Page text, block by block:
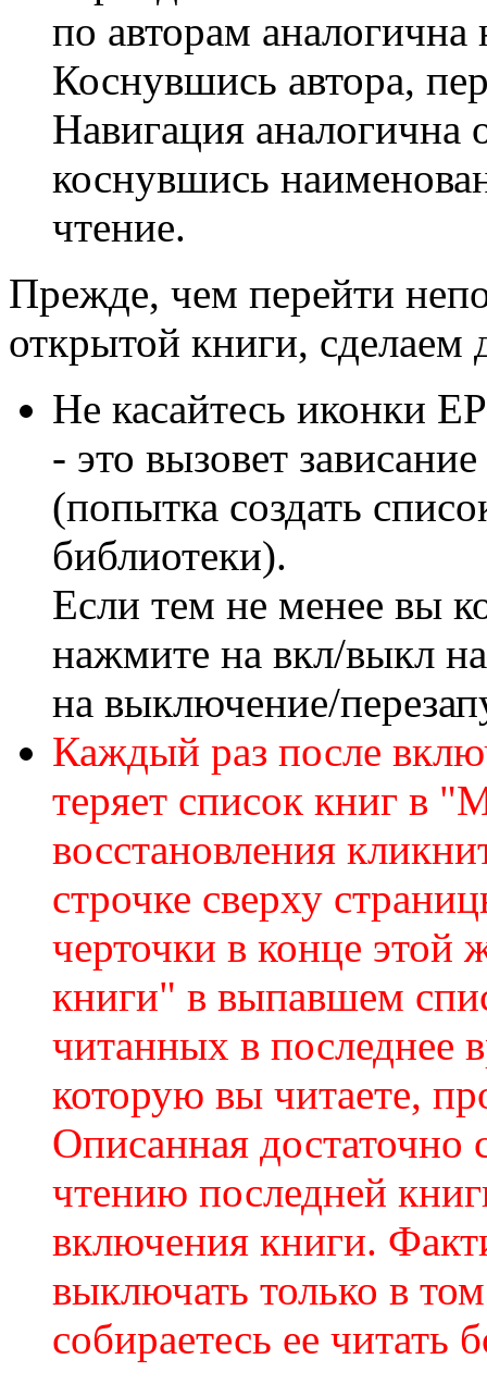
по авторам
Коснувшись автора,
Навигация
коснувшись
чтение.
Прежде, чем перейти
открытой книги, сделаем
Не касайтесь иконки
- это вызовет
(попытка создать
библиотеки).
Если тем не менее вы
нажмите на вкл/выкл
на выключение/
Каждый раз после
теряет список книг в
восстановления
строчке сверху
черточки в конце этой
книги" в выпавшем
читанных в последнее
которую вы читаете,
Описанная достаточно
чтению последней
включения книги.
выключать только в
собираетесь ее читать